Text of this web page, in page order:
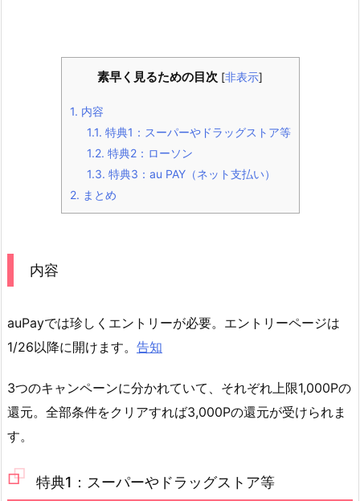
素早く見るための目次 [非表示]
1. 内容
1.1. 特典1：スーパーやドラッグストア等
1.2. 特典2：ローソン
1.3. 特典3：au PAY（ネット支払い）
2. まとめ
内容
auPayでは珍しくエントリーが必要。エントリーページは
1/26以降に開けます。 告知
3つのキャンペーンに分かれていて、それぞれ上限1,000Pの
還元。全部条件をクリアすれば3,000Pの還元が受けられま
す。
特典1：スーパーやドラッグストア等